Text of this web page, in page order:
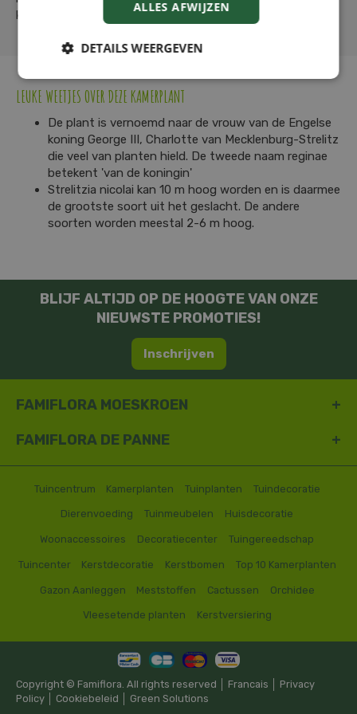
klein beetje minder water te geven.
LEUKE WEETJES OVER DEZE KAMERPLANT
De plant is vernoemd naar de vrouw van de Engelse
koning George III, Charlotte van Mecklenburg-Strelitz
die veel van planten hield. De tweede naam reginae
betekent 'van de koningin'
Strelitzia nicolai kan 10 m hoog worden en is daarmee
de grootste soort uit het geslacht. De andere
soorten worden meestal 2-6 m hoog.
BLIJF ALTIJD OP DE HOOGTE VAN ONZE
NIEUWSTE PROMOTIES!
Inschrijven
FAMIFLORA MOESKROEN
FAMIFLORA DE PANNE
Tuincentrum Kamerplanten Tuinplanten Tuindecoratie
Dierenvoeding Tuinmeubelen Huisdecoratie
Woonaccessoires Decoratiecenter Tuingereedschap
Tuincenter Kerstdecoratie Kerstbomen Top 10 Kamerplanten
Gazon Aanleggen Meststoffen Cactussen Orchidee
Vleesetende planten Kerstversiering
Copyright © Famiflora. All rights reserved │ Francais
Privacy
Policy
Cookiebeleid Green Solutions
ALLES AFWIJZEN
DETAILS WEERGEVEN